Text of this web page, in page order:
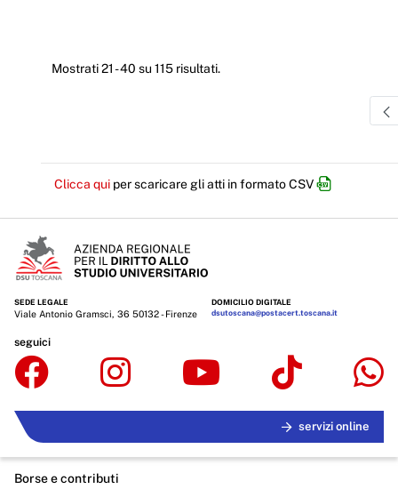
Mostrati 21 - 40 su 115 risultati.
Clicca qui per scaricare gli atti in formato CSV
SEDE LEGALE
Viale Antonio Gramsci, 36 50132 - Firenze
DOMICILIO DIGITALE
dsutoscana@postacert.toscana.it
seguici
servizi online
Borse e contributi